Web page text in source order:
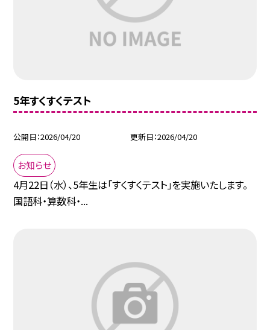
5年すくすくテスト
公開日 2026/04/20 更新日 2026/04/20
お知らせ
4月22日（水）、5年生は「すくすくテスト」を実施いたします。
国語科・算数科・...